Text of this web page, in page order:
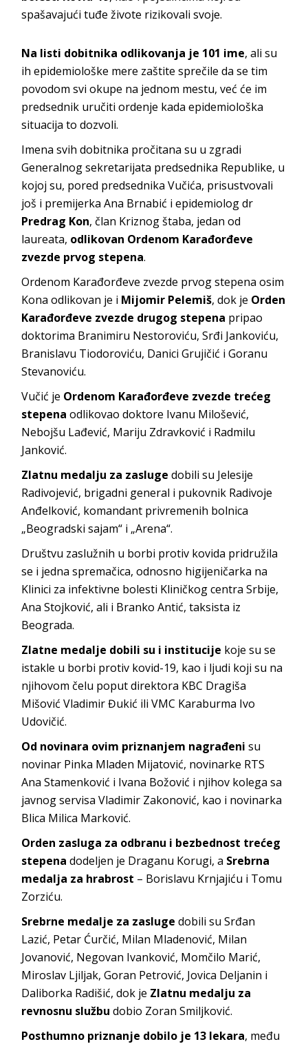
spašavajući tuđe živote rizikovali svoje.
Na listi dobitnika odlikovanja je 101 ime, ali su
ih epidemiološke mere zaštite sprečile da se tim
povodom svi okupe na jednom mestu, već će im
predsednik uručiti ordenje kada epidemiološka
situacija to dozvoli.
Imena svih dobitnika pročitana su u zgradi
Generalnog sekretarijata predsednika Republike, u
kojoj su, pored predsednika Vučića, prisustvovali
još i premijerka Ana Brnabić i epidemiolog dr
Predrag Kon, član Kriznog štaba, jedan od
laureata, odlikovan Ordenom Karađorđeve
zvezde prvog stepena.
Ordenom Karađorđeve zvezde prvog stepena osim
Kona odlikovan je i Mijomir Pelemiš, dok je Orden
Karađorđeve zvezde drugog stepena pripao
doktorima Branimiru Nestoroviću, Srđi Jankoviću,
Branislavu Tiodoroviću, Danici Grujičić i Goranu
Stevanoviću.
Vučić je Ordenom Karađorđeve zvezde trećeg
stepena odlikovao doktore Ivanu Milošević,
Nebojšu Lađević, Mariju Zdravković i Radmilu
Janković.
Zlatnu medalju za zasluge dobili su Jelesije
Radivojević, brigadni general i pukovnik Radivoje
Anđelković, komandant privremenih bolnica
„Beogradski sajam“ i „Arena“.
Društvu zaslužnih u borbi protiv kovida pridružila
se i jedna spremačica, odnosno higijeničarka na
Klinici za infektivne bolesti Kliničkog centra Srbije,
Ana Stojković, ali i Branko Antić, taksista iz
Beograda.
Zlatne medalje dobili su i institucije koje su se
istakle u borbi protiv kovid-19, kao i ljudi koji su na
njihovom čelu poput direktora KBC Dragiša
Mišović Vladimir Đukić ili VMC Karaburma Ivo
Udovičić.
Od novinara ovim priznanjem nagrađeni su
novinar Pinka Mladen Mijatović, novinarke RTS
Ana Stamenković i Ivana Božović i njihov kolega sa
javnog servisa Vladimir Zakonović, kao i novinarka
Blica Milica Marković.
Orden zasluga za odbranu i bezbednost trećeg
stepena dodeljen je Draganu Korugi, a Srebrna
medalja za hrabrost – Borislavu Krnjajiću i Tomu
Zorziću.
Srebrne medalje za zasluge dobili su Srđan
Lazić, Petar Ćurčić, Milan Mladenović, Milan
Jovanović, Negovan Ivanković, Momčilo Marić,
Miroslav Ljiljak, Goran Petrović, Jovica Deljanin i
Daliborka Radišić, dok je Zlatnu medalju za
revnosnu službu dobio Zoran Smiljković.
Posthumno priznanje dobilo je 13 lekara, među